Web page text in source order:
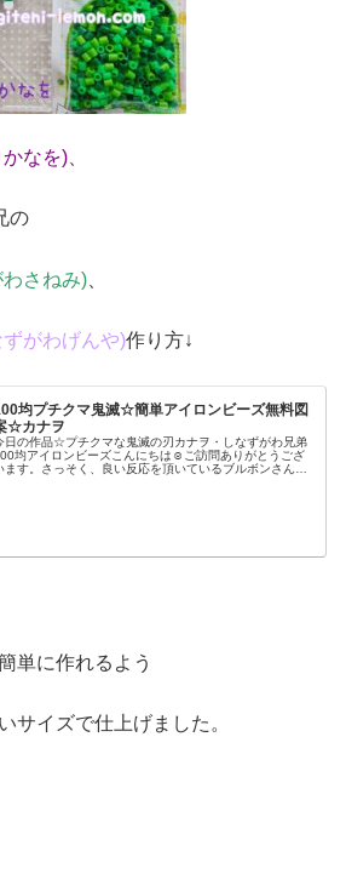
なを)
の
さねみ)
ずがわげんや)作り方↓
均プチクマ鬼滅☆簡単アイロンビーズ無料図
☆カナヲ
日の作品☆プチクマな鬼滅の刃カナヲ・しなずがわ兄弟
均アイロンビーズこんにちは☺ご訪問ありがとうござ
ます。さっそく、良い反応を頂いているブルボンさんの
単に作れるよう
サイズで仕上げました。